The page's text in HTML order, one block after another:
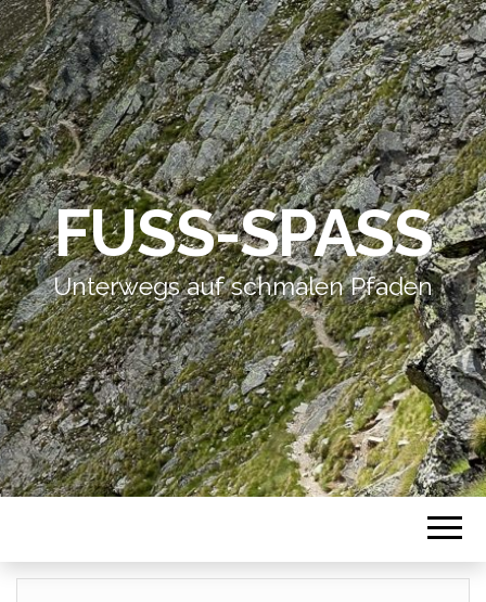
FUSS-SPASS
Unterwegs auf schmalen Pfaden